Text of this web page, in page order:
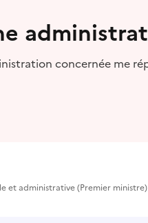
concernée me
et administrative (Premier ministre)